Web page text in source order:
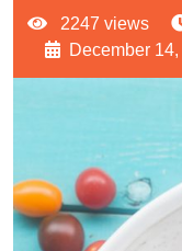
2247 views
December